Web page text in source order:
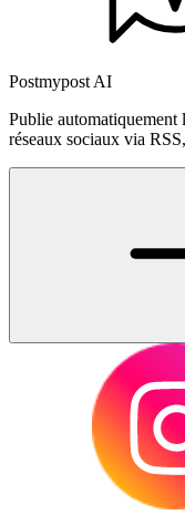
Postmypost AI
Publie automatiquement
réseaux sociaux via